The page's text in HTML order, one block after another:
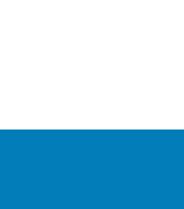
on oma hintansa.
enemmän, mutta
koko auton, se
Jotkut sävyt ovat